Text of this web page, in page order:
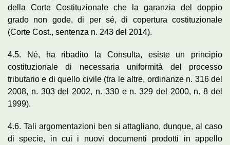
della Corte Costituzionale che la garanzia del doppio
grado non gode, di per sé, di copertura costituzionale
(Corte Cost., sentenza n. 243 del 2014).
4.5. Né, ha ribadito la Consulta, esiste un principio
costituzionale di necessaria uniformità del processo
tributario e di quello civile (tra le altre, ordinanze n. 316 del
2008, n. 303 del 2002, n. 330 e n. 329 del 2000, n. 8 del
1999).
4.6. Tali argomentazioni ben si attagliano, dunque, al caso
di specie, in cui i nuovi documenti prodotti in appello